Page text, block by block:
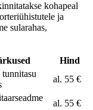
kohapeal
ja
sularahas,
Hind
al. 55 €
al. 55 €